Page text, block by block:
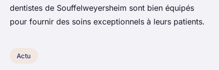
dentistes de Souffelweyersheim sont bien équipés
pour fournir des soins exceptionnels à leurs patients.
Actu